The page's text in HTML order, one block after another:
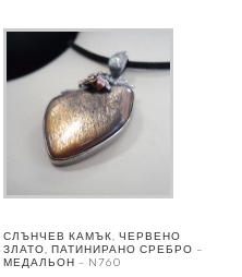
СЛЪНЧЕВ КАМЪК, ЧЕРВЕНО
ЗЛАТО, ПАТИНИРАНО СРЕБРО –
МЕДАЛЬОН – N760